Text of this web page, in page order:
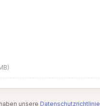
unsere Datenschutzrichtlinie